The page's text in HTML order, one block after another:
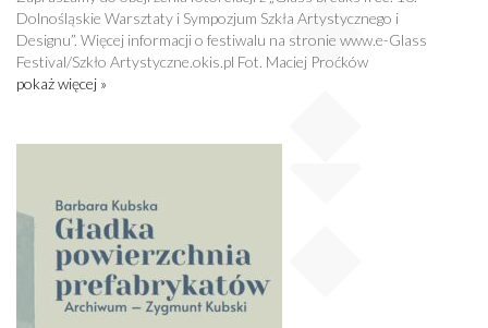
Dolnośląskie Warsztaty i Sympozjum Szkła Artystycznego i
Designu”. Więcej informacji o festiwalu na stronie www.e-Glass
Festival/Szkło Artystyczne.okis.pl Fot. Maciej Proćków
pokaż więcej »